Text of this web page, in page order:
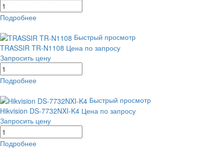
Подробнее
Быстрый просмотр
TRASSIR TR-N1108 Цена по запросу
Запросить цену
Подробнее
Быстрый просмотр
Hikvision DS-7732NXI-K4 Цена по запросу
Запросить цену
Подробнее